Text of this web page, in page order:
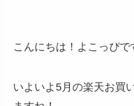
こんにちは！よこっぴで
いよいよ5月の楽天お買